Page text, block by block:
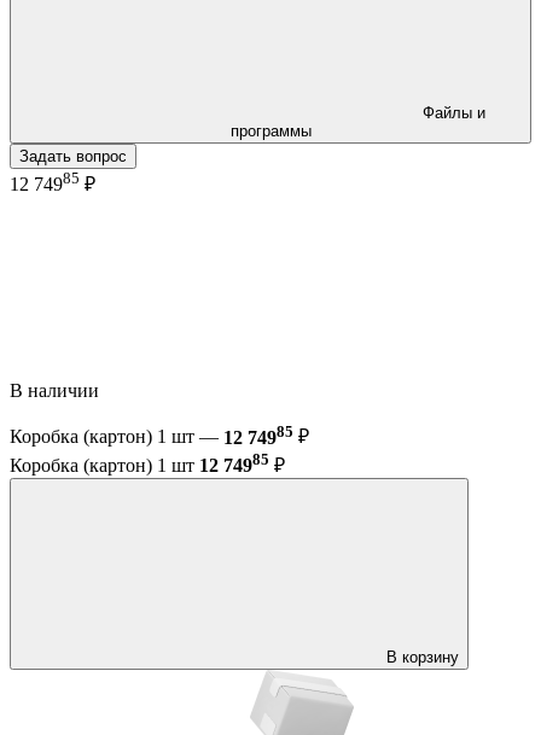
программы
Задать вопрос
12 74985 ₽
В наличии
Коробка (картон) 1 шт — 12 74985 ₽
Коробка (картон) 1 шт 12 74985 ₽
В корзину